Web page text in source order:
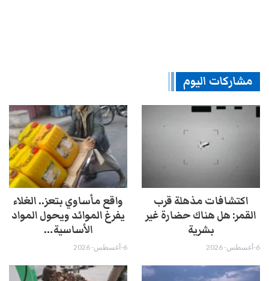
مشاركات اليوم
اكتشافات مذهلة قرب
القمر: هل هناك حضارة غير
بشرية
6-أغسطس- 2026
واقع مأساوي بتعز.. الغلاء
يفرغ الموائد ويحول المواد
الأساسية…
6-أغسطس- 2026